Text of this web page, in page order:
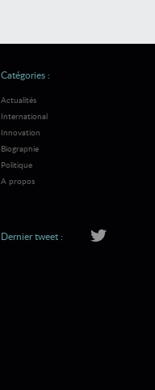
Catégories :
Actualités
International
Innovation
Biographie
Politique
A propos
Dernier tweet :